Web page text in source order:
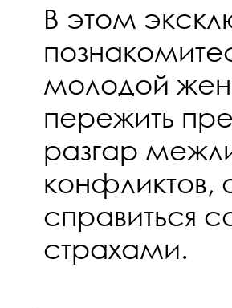
В этом
молодой
пережить
разгар
конфликтов,
справиться
страхами.